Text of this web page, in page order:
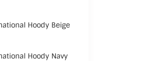
Hoody Beige
Hoody Navy